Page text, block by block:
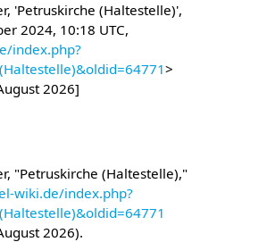
'Petruskirche (Haltestelle)',
2024, 10:18 UTC,
index.php?
>
2026]
"Petruskirche (Haltestelle),"
wiki.de/index.php?
2026).